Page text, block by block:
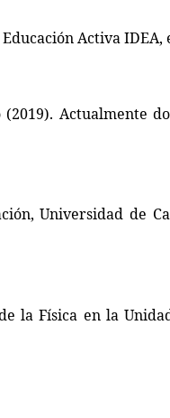
Activa IDEA,
Actualmente
Universidad de
la Física en la